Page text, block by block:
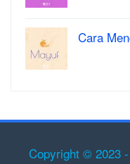
Cara
Copyright © 2023